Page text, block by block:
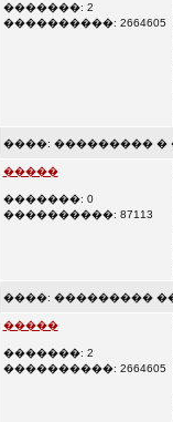
�������: 2
����������: 2664605
����: ��������� �
�����
�������: 0
����������: 87113
����: ���������
�����
�������: 2
����������: 2664605